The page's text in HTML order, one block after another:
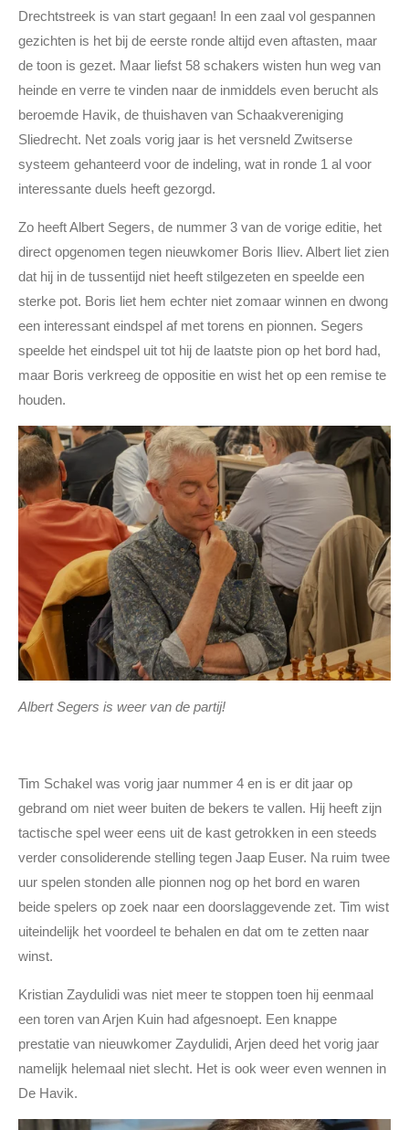
Drechtstreek is van start gegaan! In een zaal vol gespannen
gezichten is het bij de eerste ronde altijd even aftasten, maar
de toon is gezet. Maar liefst 58 schakers wisten hun weg van
heinde en verre te vinden naar de inmiddels even berucht als
beroemde Havik, de thuishaven van Schaakvereniging
Sliedrecht. Net zoals vorig jaar is het versneld Zwitserse
systeem gehanteerd voor de indeling, wat in ronde 1 al voor
interessante duels heeft gezorgd.
Zo heeft Albert Segers, de nummer 3 van de vorige editie, het
direct opgenomen tegen nieuwkomer Boris Iliev. Albert liet zien
dat hij in de tussentijd niet heeft stilgezeten en speelde een
sterke pot. Boris liet hem echter niet zomaar winnen en dwong
een interessant eindspel af met torens en pionnen. Segers
speelde het eindspel uit tot hij de laatste pion op het bord had,
maar Boris verkreeg de oppositie en wist het op een remise te
houden.
Albert Segers is weer van de partij!
Tim Schakel was vorig jaar nummer 4 en is er dit jaar op
gebrand om niet weer buiten de bekers te vallen. Hij heeft zijn
tactische spel weer eens uit de kast getrokken in een steeds
verder consoliderende stelling tegen Jaap Euser. Na ruim twee
uur spelen stonden alle pionnen nog op het bord en waren
beide spelers op zoek naar een doorslaggevende zet. Tim wist
uiteindelijk het voordeel te behalen en dat om te zetten naar
winst.
Kristian Zaydulidi was niet meer te stoppen toen hij eenmaal
een toren van Arjen Kuin had afgesnoept. Een knappe
prestatie van nieuwkomer Zaydulidi, Arjen deed het vorig jaar
namelijk helemaal niet slecht. Het is ook weer even wennen in
De Havik.